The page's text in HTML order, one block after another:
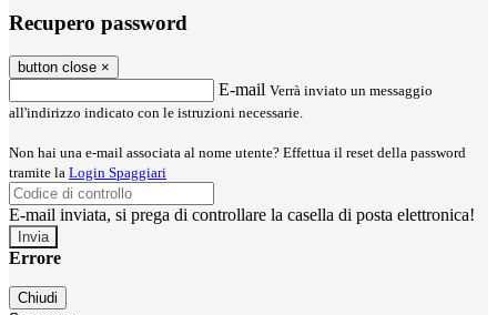
Recupero password
button close ×
E-mail Verrà inviato un messaggio
all'indirizzo indicato con le istruzioni necessarie.
Non hai una e-mail associata al nome utente? Effettua il reset della password
tramite la Login Spaggiari
E-mail inviata, si prega di controllare la casella di posta elettronica!
Errore
Chiudi